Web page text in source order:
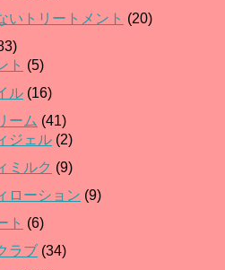
いトリートメント (20)
ト (5)
ル (16)
ーム (41)
ジェル (2)
ミルク (9)
ローション (9)
ト (6)
ラブ (34)